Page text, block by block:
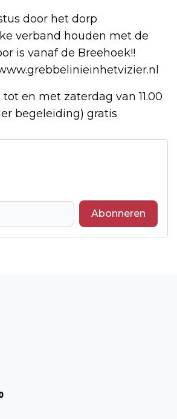
door het dorp
verband houden met de
is vanaf de Breehoek!!
en met zaterdag van 11.00
begeleiding) gratis
Abonneren
AANHANGER IN